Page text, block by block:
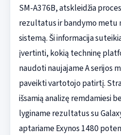
SM-A376B, atskleidžia
rezultatus ir bandymo metu
sistemą. Ši informacija
įvertinti, kokią techninę
naudoti naujajame A serijos
paveikti vartotojo patirtį.
išsamią analizę remdamiesi
lyginame rezultatus su
aptariame Exynos 1480